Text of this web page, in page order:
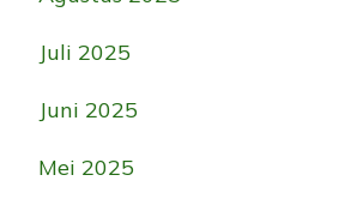
Juli 2025
Juni 2025
Mei 2025